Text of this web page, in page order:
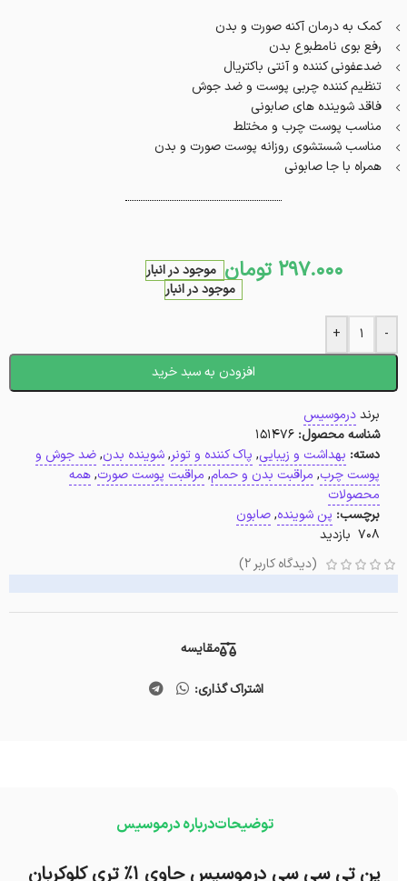
کمک به درمان آکنه صورت و بدن
رفع بوی نامطبوع بدن
ضدعفونی کننده و آنتی باکتریال
تنظیم کننده چربی پوست و ضد جوش
فاقد شوینده های صابونی
مناسب پوست چرب و مختلط
مناسب شستشوی روزانه پوست صورت و بدن
همراه با جا صابونی
297.000 تومان موجود در انبار
موجود در انبار
-
+
افزودن به سبد خرید
برنددرموسیس
شناسه محصول: 151476
دسته: بهداشت و زیبایی, پاک کننده و تونر,شوینده بدن,ضد جوش و
پوست چرب, مراقبت بدن و حمام, مراقبت پوست صورت,همه
محصولات
برچسب: پن شوینده,صابون
708 بازدید
(دیدگاه کاربر 2
)
مقایسه
اشتراک گذاری:
توضیحاتدرباره درموسیس
پن تی سی سی درموسیس حاوی 1% تری کلوکربان